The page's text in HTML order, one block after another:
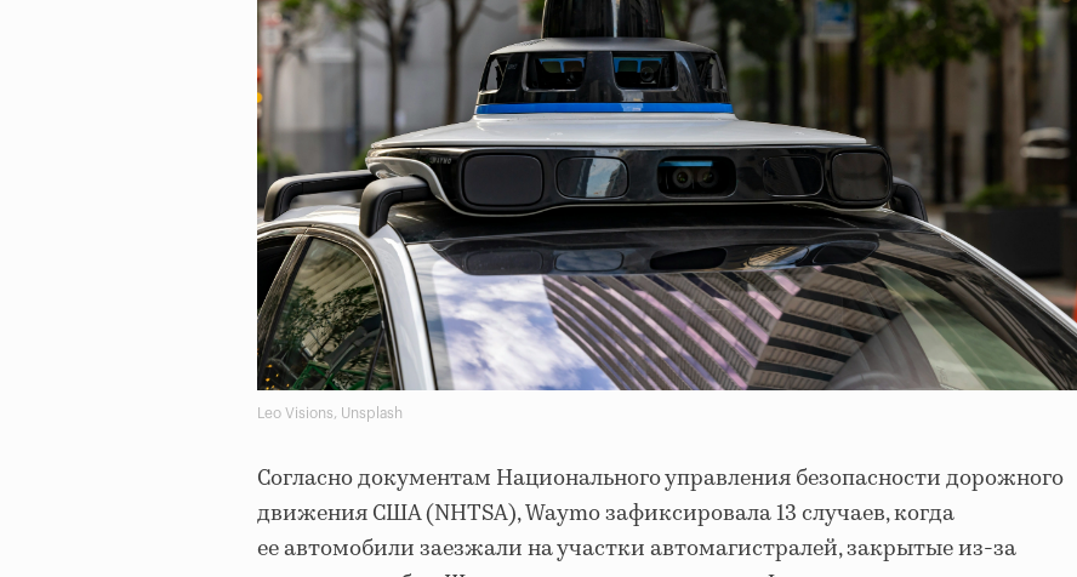
Leo Visions, Unsplash
Согласно документам Национального управления безопасности дорожного
движения США (NHTSA), Waymo зафиксировала 13 случаев, когда
ее автомобили заезжали на участки автомагистралей, закрытые из-за